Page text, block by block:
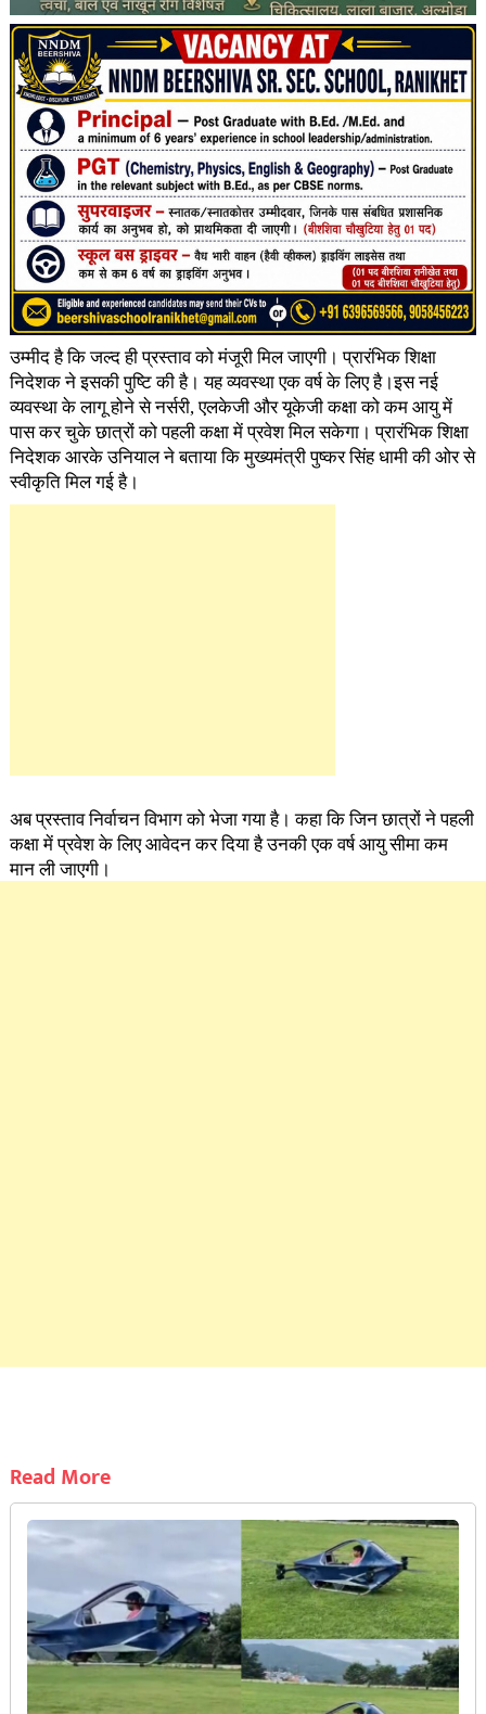
उम्मीद है कि जल्द ही प्रस्ताव को मंजूरी मिल जाएगी। प्रारंभिक शिक्षा
निदेशक ने इसकी पुष्टि की है। यह व्यवस्था एक वर्ष के लिए है।इस नई
व्यवस्था के लागू होने से नर्सरी, एलकेजी और यूकेजी कक्षा को कम आयु में
पास कर चुके छात्रों को पहली कक्षा में प्रवेश मिल सकेगा। प्रारंभिक शिक्षा
निदेशक आरके उनियाल ने बताया कि मुख्यमंत्री पुष्कर सिंह धामी की ओर से
स्वीकृति मिल गई है।
अब प्रस्ताव निर्वाचन विभाग को भेजा गया है। कहा कि जिन छात्रों ने पहली
कक्षा में प्रवेश के लिए आवेदन कर दिया है उनकी एक वर्ष आयु सीमा कम
मान ली जाएगी।
Read More